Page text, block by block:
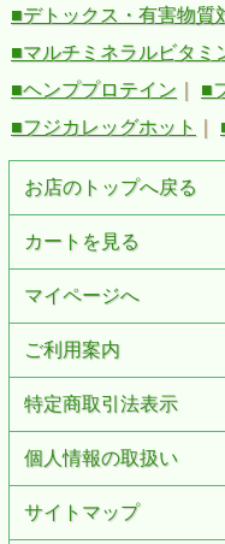
■デトックス・有害物質
■マルチミネラルビタミ
■ヘンププロテイン
■
■フジカレッグホット
お店のトップへ戻る
カートを見る
マイページへ
ご利用案内
特定商取引法表示
個人情報の取扱い
サイトマップ